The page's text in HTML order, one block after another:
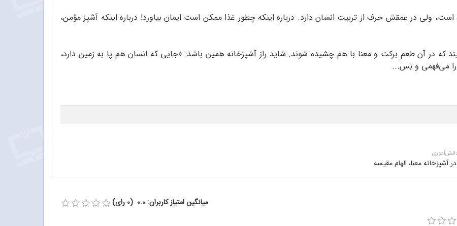
ولی در عمقش حرف از تربیت انسان دارد. درباره‌ اینکه چطور غذا ممکن است ایمان بیاورد! درباره‌ اینکه آشپز مؤمن،
در آن طعم برکت و معنا با هم چشیده شوند. شاید راز آشپزخانه همین باشد: «جایی که انسان هم پا به زمین دارد،
را می‌فهمی و بس...
معنا، الهام مقیسه
میانگین امتیاز کاربران: 0.0 (0 رای)